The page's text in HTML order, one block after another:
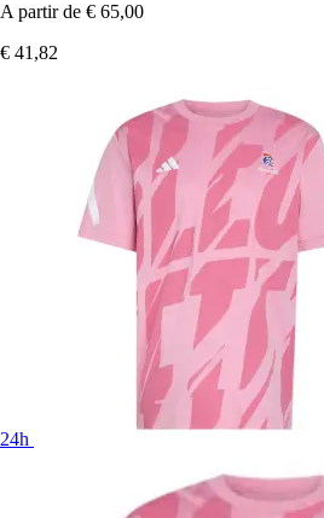
A partir de € 65,00
€ 41,82
24h